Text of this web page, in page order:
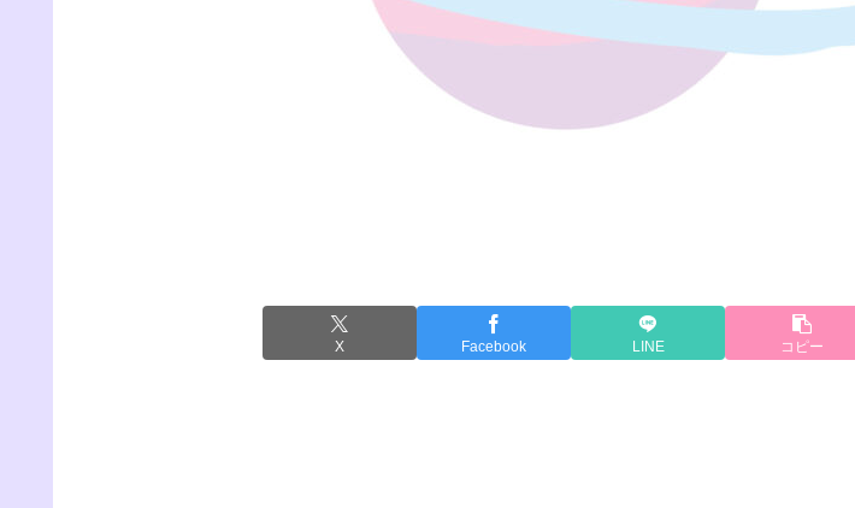
X Facebook LINE コピー